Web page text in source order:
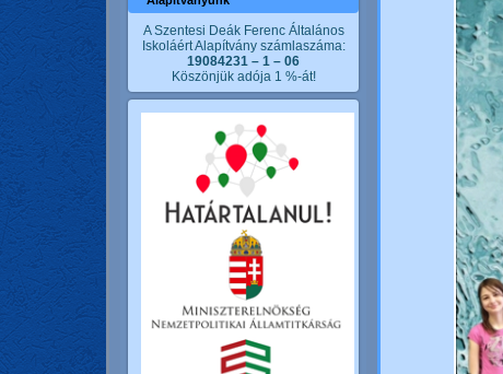
A Szentesi Deák Ferenc Általános
Iskoláért Alapítvány számlaszáma:
19084231 – 1 – 06
Köszönjük adója 1 %-át!